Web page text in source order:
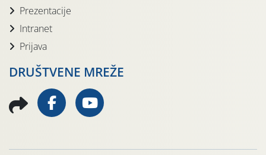
Prezentacije
Intranet
Prijava
DRUŠTVENE MREŽE